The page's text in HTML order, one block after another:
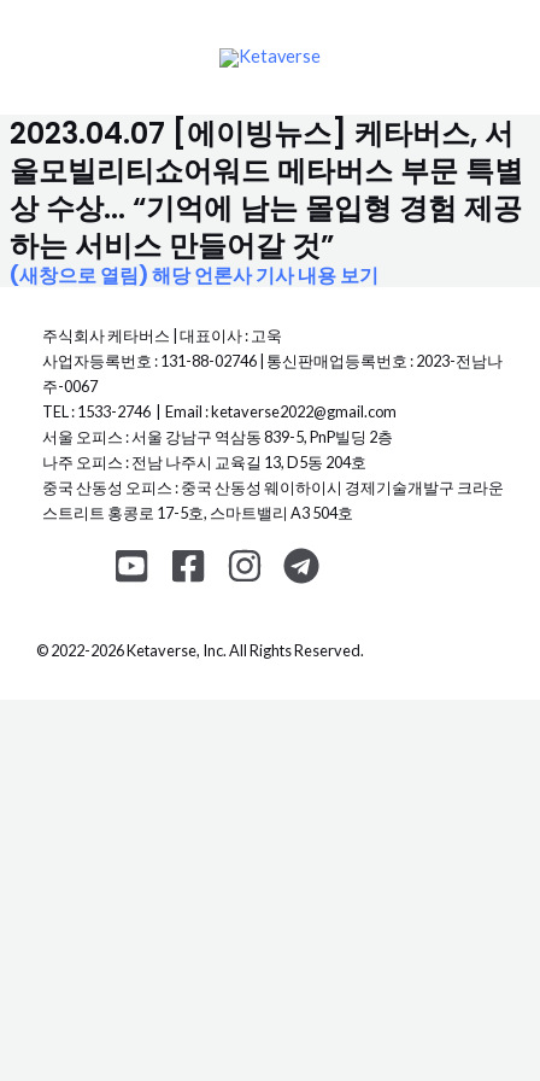
너
뛰
기
2023.04.07 [에이빙뉴스] 케타버스, 서
울모빌리티쇼어워드 메타버스 부문 특별
상 수상... “기억에 남는 몰입형 경험 제공
하는 서비스 만들어갈 것”
(새창으로 열림) 해당 언론사 기사 내용 보기
주식회사 케타버스 | 대표이사 : 고욱
사업자등록번호 : 131-88-02746 | 통신판매업등록번호 : 2023-전남나
주-0067
TEL : 1533-2746 | Email : ketaverse2022@gmail.com
서울 오피스 : 서울 강남구 역삼동 839-5, PnP빌딩 2층
나주 오피스 : 전남 나주시 교육길 13, D5동 204호
중국 산동성 오피스 : 중국 산동성 웨이하이시 경제기술개발구 크라운
스트리트 홍콩로 17-5호, 스마트밸리 A3 504호
© 2022-2026 Ketaverse, Inc. All Rights Reserved.